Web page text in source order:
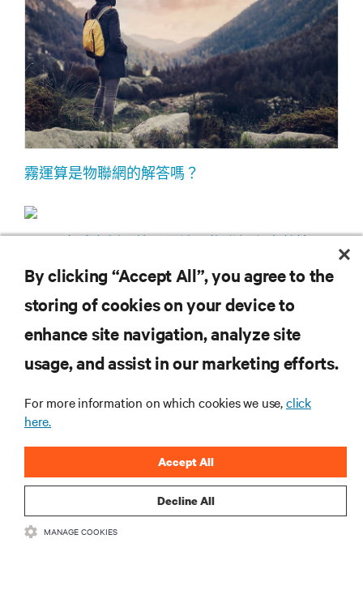
霧運算是物聯網的解答嗎？
受保護的信賴：雲端部署的五大支柱
By clicking “Accept All”, you agree to the
storing of cookies on your device to
enhance site navigation, analyze site
usage, and assist in our marketing efforts.
For more information on which cookies we use,click
here.
Decline All
Accept All
MANAGE COOKIES